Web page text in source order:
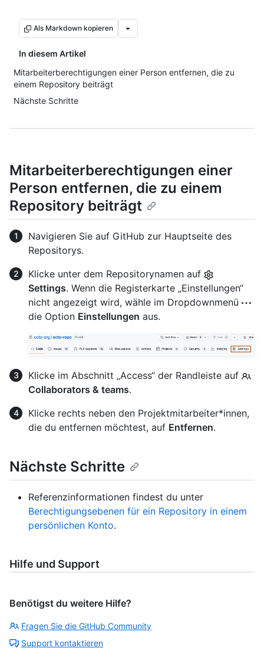
Als Markdown kopieren
In diesem Artikel
Mitarbeiterberechtigungen einer Person entfernen, die zu
einem Repository beiträgt
Nächste Schritte
Mitarbeiterberechtigungen einer
Person entfernen, die zu einem
Repository beiträgt
Navigieren Sie auf GitHub zur Hauptseite des
Repositorys.
Klicke unter dem Repositorynamen auf
Settings. Wenn die Registerkarte „Einstellungen“
nicht angezeigt wird, wähle im Dropdownmenü
die Option Einstellungen aus.
Klicke im Abschnitt „Access“ der Randleiste auf
Collaborators & teams.
Klicke rechts neben den Projektmitarbeiter*innen,
die du entfernen möchtest, auf Entfernen.
Nächste Schritte
Referenzinformationen findest du unter
Berechtigungsebenen für ein Repository in einem
persönlichen Konto.
Hilfe und Support
Benötigst du weitere Hilfe?
Fragen Sie die GitHub Community
Support kontaktieren